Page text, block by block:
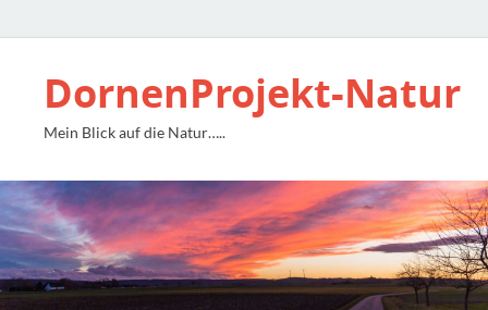
DornenProjekt-Natur
Mein Blick auf die Natur…..